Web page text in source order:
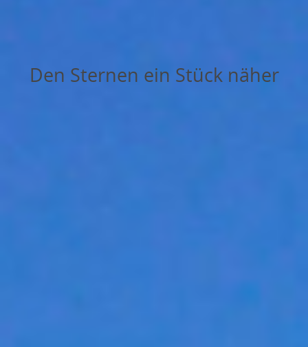
Den Sternen ein Stück näher